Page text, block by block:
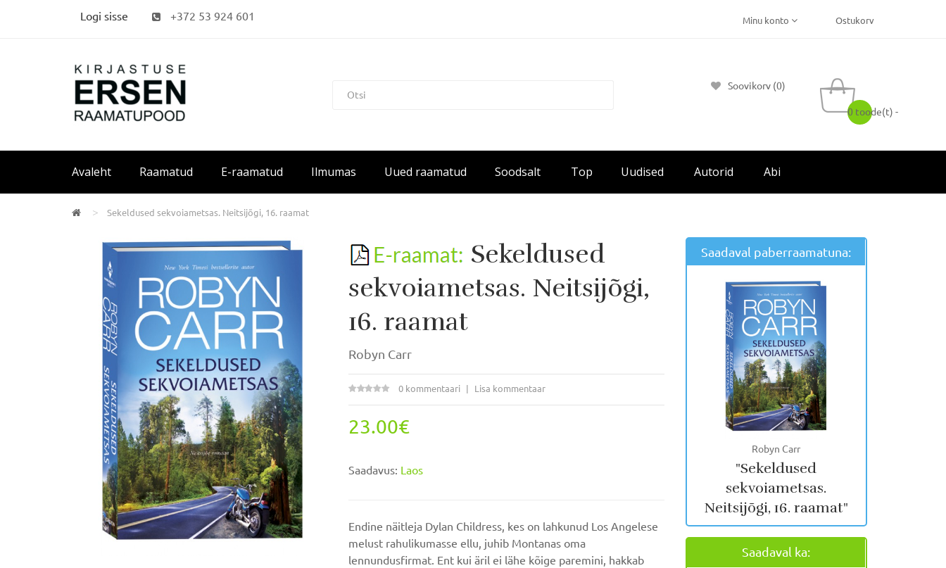
Logi sisse +372 53 924 601 Minu konto Ostukorv
Soovikorv (0)
0 toode(t) -
Avaleht Raamatud E-raamatud Ilmumas Uued raamatud Soodsalt Top Uudised Autorid Abi
Sekeldused sekvoiametsas. Neitsijõgi, 16. raamat
Sekeldused
sekvoiametsas. Neitsijõgi,
16. raamat
Robyn Carr
0 kommentaari Lisa kommentaar
23.00€
Saadavus: Laos
Endine näitleja Dylan Childress, kes on lahkunud Los Angelese
melust rahulikumasse ellu, juhib Montanas oma
lennundusfirmat. Ent kui äril ei lähe kõige paremini, hakkab
Saadaval paberraamatuna:
Robyn Carr
"Sekeldused
sekvoiametsas.
Neitsijõgi, 16. raamat"
Saadaval ka: